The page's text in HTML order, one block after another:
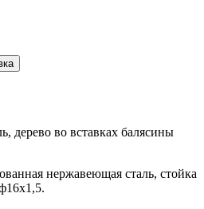
дерево во вставках балясины
нержавеющая сталь, стойка